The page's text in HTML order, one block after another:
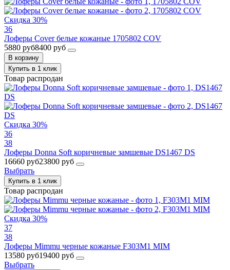
Скидка 30%
36
Лоферы Cover белые кожаные 1705802 COV
5880 руб8400 руб
В корзину
Купить в 1 клик
Товар распродан
Скидка 30%
36
38
Лоферы Donna Soft коричневые замшевые DS1467 DS
16660 руб23800 руб
Выбрать
Купить в 1 клик
Товар распродан
Скидка 30%
37
38
Лоферы Mimmu черные кожаные F303M1 MIM
13580 руб19400 руб
Выбрать